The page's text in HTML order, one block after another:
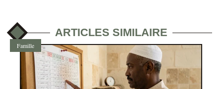
ARTICLES SIMILAIRE
Famille